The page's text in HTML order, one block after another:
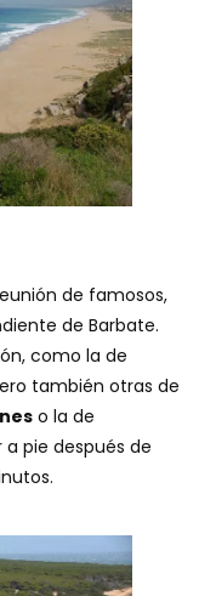
de famosos,
de Barbate.
como la de
también otras de
o la de
a pie después de